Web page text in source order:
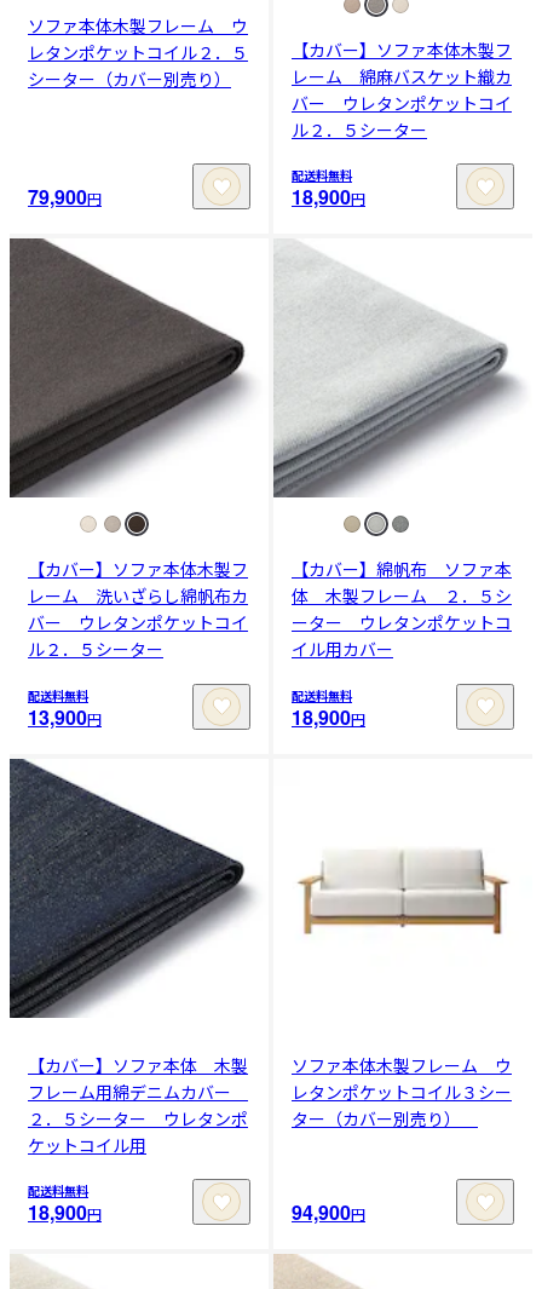
ソファ本体木製フレーム ウ
レタンポケットコイル２．５
シーター（カバー別売り）
79,900円
【カバー】ソファ本体木製フ
レーム 綿麻バスケット織カ
バー ウレタンポケットコイ
ル２．５シーター
配送料無料
18,900円
【カバー】ソファ本体木製フ
レーム 洗いざらし綿帆布カ
バー ウレタンポケットコイ
ル２．５シーター
配送料無料
13,900円
【カバー】綿帆布 ソファ本
体 木製フレーム ２．５シ
ーター ウレタンポケットコ
イル用カバー
配送料無料
18,900円
【カバー】ソファ本体 木製
フレーム用綿デニムカバー
２．５シーター ウレタンポ
ケットコイル用
配送料無料
18,900円
ソファ本体木製フレーム ウ
レタンポケットコイル３シー
ター（カバー別売り）
94,900円